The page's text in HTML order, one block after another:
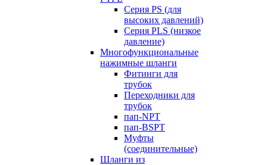
Серия PS (для
высоких давлений)
Серия PLS (низкое
давление)
Многофункциональные
нажимные шланги
Фитинги для
трубок
Переходники для
трубок
пап-NPT
пап-BSPT
Муфты
(соединительные)
Шланги из